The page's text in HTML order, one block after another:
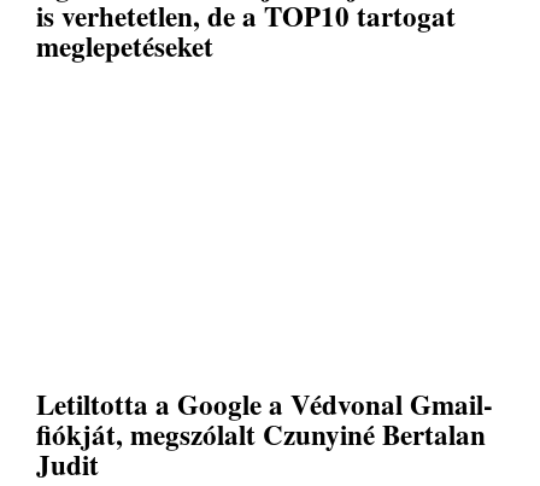
is verhetetlen, de a TOP10 tartogat
meglepetéseket
Letiltotta a Google a Védvonal Gmail-
fiókját, megszólalt Czunyiné Bertalan
Judit